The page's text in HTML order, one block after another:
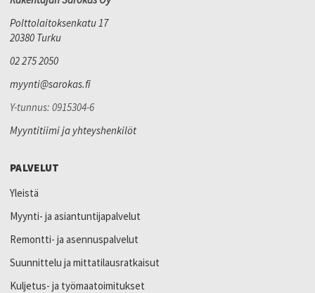
Polttolaitoksenkatu 17
20380 Turku
02 275 2050
myynti@sarokas.fi
Y-tunnus: 0915304-6
Myyntitiimi ja yhteyshenkilöt
PALVELUT
Yleistä
Myynti- ja asiantuntijapalvelut
Remontti- ja asennuspalvelut
Suunnittelu ja mittatilausratkaisut
Kuljetus- ja työmaatoimitukset